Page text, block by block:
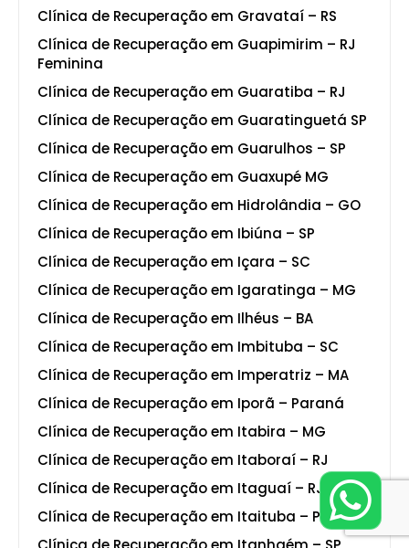
Clínica de Recuperação em Gravataí – RS
Clínica de Recuperação em Guapimirim – RJ
Feminina
Clínica de Recuperação em Guaratiba – RJ
Clínica de Recuperação em Guaratinguetá SP
Clínica de Recuperação em Guarulhos – SP
Clínica de Recuperação em Guaxupé MG
Clínica de Recuperação em Hidrolândia – GO
Clínica de Recuperação em Ibiúna – SP
Clínica de Recuperação em Içara – SC
Clínica de Recuperação em Igaratinga – MG
Clínica de Recuperação em Ilhéus – BA
Clínica de Recuperação em Imbituba – SC
Clínica de Recuperação em Imperatriz – MA
Clínica de Recuperação em Iporã – Paraná
Clínica de Recuperação em Itabira – MG
Clínica de Recuperação em Itaboraí – RJ
Clínica de Recuperação em Itaguaí – RJ
Clínica de Recuperação em Itaituba – PA